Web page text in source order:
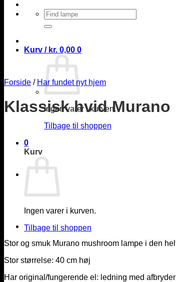
Søg
efter:
Kurv / kr. 0,00 0
Ingen varer i kurven.
Tilbage til shoppen
0
Kurv
Ingen varer i kurven.
Tilbage til shoppen
Forside / Har fundet nyt hjem
Klassisk hvid Murano
Stor og smuk Murano mushroom lampe i den
Stor størrelse: 40 cm høj
Har original/fungerende el: ledning med